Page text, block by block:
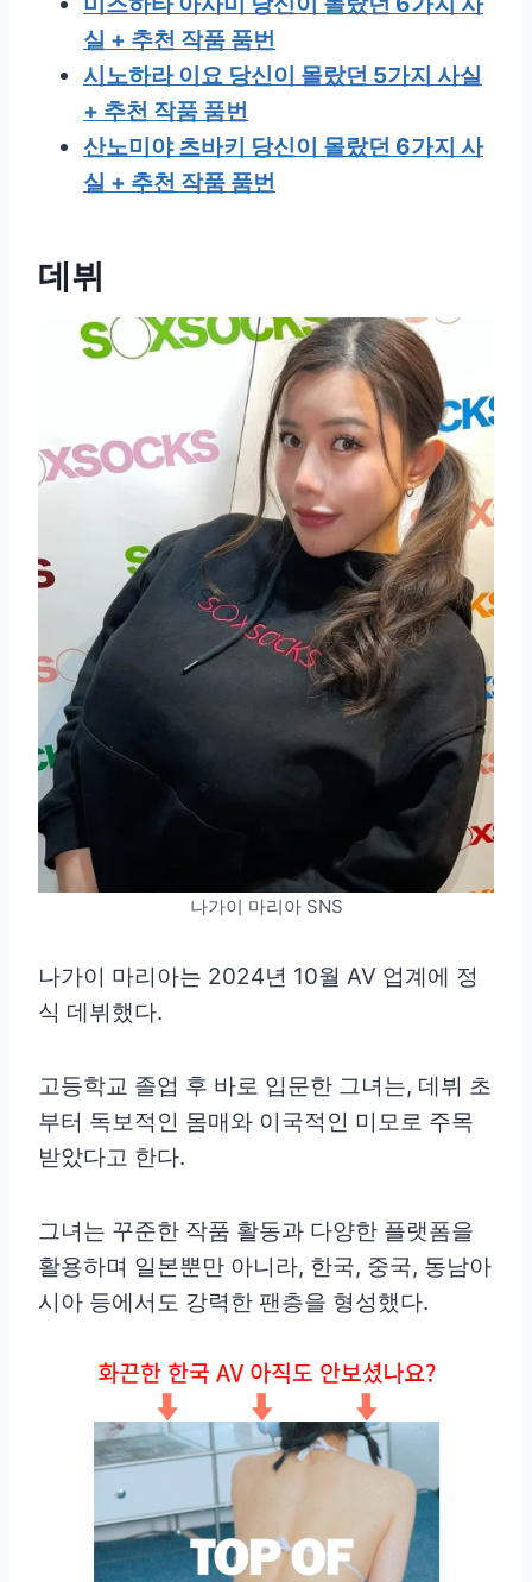
실 + 추천 작품 품번
시노하라 이요 당신이 몰랐던 5가지 사실
+ 추천 작품 품번
산노미야 츠바키 당신이 몰랐던 6가지 사
실 + 추천 작품 품번
데뷔
나가이 마리아 SNS
나가이 마리아는 2024년 10월 AV 업계에 정
식 데뷔했다.
고등학교 졸업 후 바로 입문한 그녀는, 데뷔 초
부터 독보적인 몸매와 이국적인 미모로 주목
받았다고 한다.
그녀는 꾸준한 작품 활동과 다양한 플랫폼을
활용하며 일본뿐만 아니라, 한국, 중국, 동남아
시아 등에서도 강력한 팬층을 형성했다.